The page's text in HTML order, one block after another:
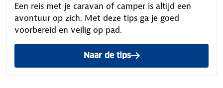
Een reis met je caravan of camper is altijd een
avontuur op zich. Met deze tips ga je goed
voorbereid en veilig op pad.
Naar de tips